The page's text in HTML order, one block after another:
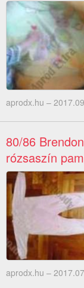
aprodx.hu –
80/86
rózsaszín
aprodx.hu –